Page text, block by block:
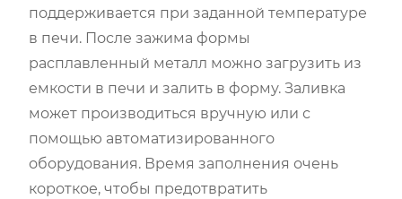
поддерживается при заданной температуре
в печи. После зажима формы
расплавленный металл можно загрузить из
емкости в печи и залить в форму. Заливка
может производиться вручную или с
помощью автоматизированного
оборудования. Время заполнения очень
короткое, чтобы предотвратить